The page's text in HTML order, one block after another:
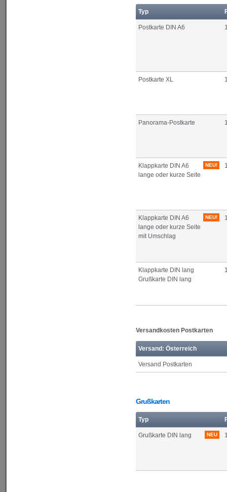
Typ
Postkarte DIN A6
Postkarte XL
Panorama-Postkarte
Klappkarte DIN A6 NEU!
lange oder kurze Seite
Klappkarte DIN A6 NEU!
lange oder kurze Seite
mit Umschlag
Klappkarte DIN lang
Grußkarte DIN lang
Versandkosten Postkarten
Versand: Österreich
Versand Postkarten
Grußkarten
Typ
Grußkarte DIN lang NEU